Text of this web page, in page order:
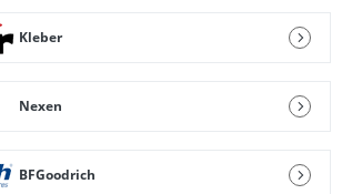
Kleber
Nexen
BFGoodrich